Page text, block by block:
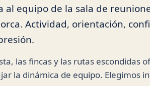
al equipo de la sala de
Actividad, orientación,
las fincas y las rutas escondidas
la dinámica de equipo. Elegimos